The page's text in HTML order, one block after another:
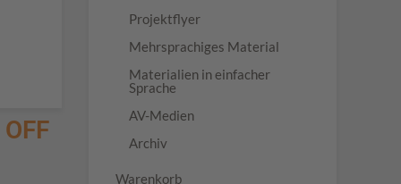
Projektflyer
Mehrsprachiges Material
Materialien in einfacher
Sprache
AV-Medien
Archiv
Warenkorb